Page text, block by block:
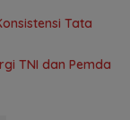
Tata
TNI dan Pemda